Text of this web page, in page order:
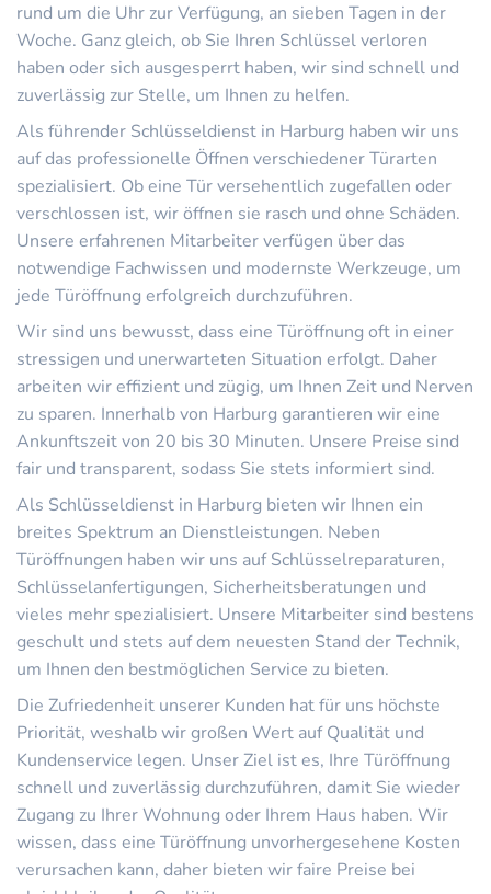
rund um die Uhr zur Verfügung, an sieben Tagen in der
Woche. Ganz gleich, ob Sie Ihren Schlüssel verloren
haben oder sich ausgesperrt haben, wir sind schnell und
zuverlässig zur Stelle, um Ihnen zu helfen.
Als führender Schlüsseldienst in Harburg haben wir uns
auf das professionelle Öffnen verschiedener Türarten
spezialisiert. Ob eine Tür versehentlich zugefallen oder
verschlossen ist, wir öffnen sie rasch und ohne Schäden.
Unsere erfahrenen Mitarbeiter verfügen über das
notwendige Fachwissen und modernste Werkzeuge, um
jede Türöffnung erfolgreich durchzuführen.
Wir sind uns bewusst, dass eine Türöffnung oft in einer
stressigen und unerwarteten Situation erfolgt. Daher
arbeiten wir effizient und zügig, um Ihnen Zeit und Nerven
zu sparen. Innerhalb von Harburg garantieren wir eine
Ankunftszeit von 20 bis 30 Minuten. Unsere Preise sind
fair und transparent, sodass Sie stets informiert sind.
Als Schlüsseldienst in Harburg bieten wir Ihnen ein
breites Spektrum an Dienstleistungen. Neben
Türöffnungen haben wir uns auf Schlüsselreparaturen,
Schlüsselanfertigungen, Sicherheitsberatungen und
vieles mehr spezialisiert. Unsere Mitarbeiter sind bestens
geschult und stets auf dem neuesten Stand der Technik,
um Ihnen den bestmöglichen Service zu bieten.
Die Zufriedenheit unserer Kunden hat für uns höchste
Priorität, weshalb wir großen Wert auf Qualität und
Kundenservice legen. Unser Ziel ist es, Ihre Türöffnung
schnell und zuverlässig durchzuführen, damit Sie wieder
Zugang zu Ihrer Wohnung oder Ihrem Haus haben. Wir
wissen, dass eine Türöffnung unvorhergesehene Kosten
verursachen kann, daher bieten wir faire Preise bei